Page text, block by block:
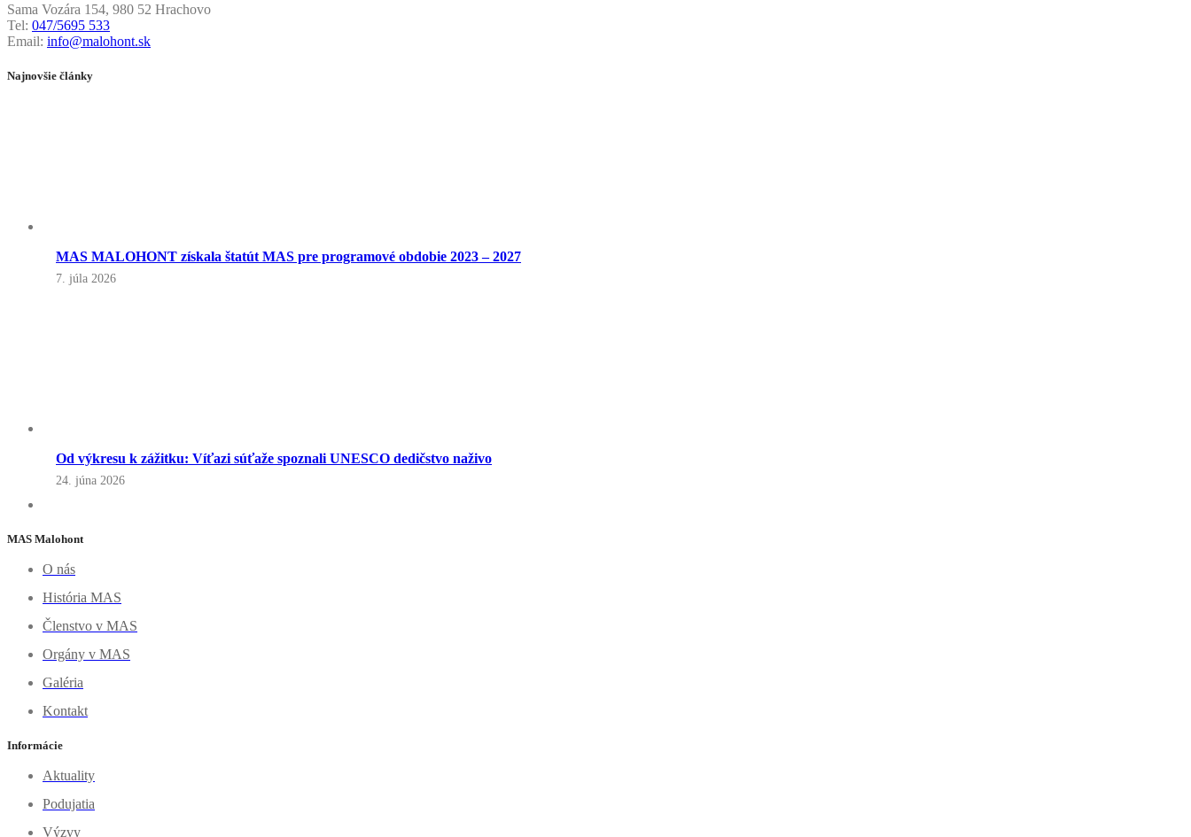
Sama Vozára 154, 980 52 Hrachovo
Tel: 047/5695 533
Email: info@malohont.sk
Najnovšie články
MAS MALOHONT získala štatút MAS pre programové obdobie 2023 – 2027
7. júla 2026
Od výkresu k zážitku: Víťazi súťaže spoznali UNESCO dedičstvo naživo
24. júna 2026
MAS Malohont
O nás
História MAS
Členstvo v MAS
Orgány v MAS
Galéria
Kontakt
Informácie
Aktuality
Podujatia
Výzvy